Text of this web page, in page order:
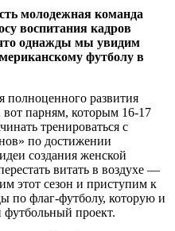
молодежная команда
воспитания кадров
однажды мы увидим
футболу в
полноценного развития
парням, которым 16-17
тренироваться с
по достижении
создания женской
витать в воздухе —
этот сезон и приступим к
по флаг-футболу, которую и
футбольный проект.